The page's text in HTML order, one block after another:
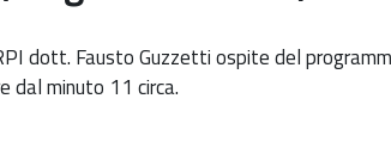
dott. Fausto Guzzetti ospite del
dal minuto 11 circa.